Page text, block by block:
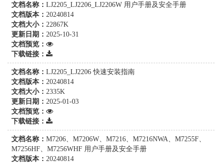
文档名称： LJ2205_LJ2206_LJ2206W 用户手册及安全手册
文档版本： 20240814
文档大小： 22867K
更新日期： 2025-10-31
文档预览：
下载链接：
文档名称： LJ2205_LJ2206 快速安装指南
文档版本： 20240814
文档大小： 2335K
更新日期： 2025-01-03
文档预览：
下载链接：
文档名称： M7206、M7206W、M7216、M7216NWA、M7255F、
M7256HF、M7256WHF 用户手册及安全手册
文档版本： 20240814